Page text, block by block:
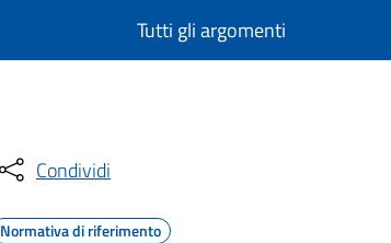
Tutti gli argomenti
Condividi
Normativa di riferimento